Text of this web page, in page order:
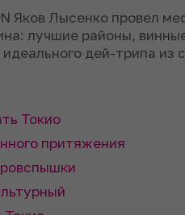
Яков Лысенко провел
лучшие районы,
дей-трипа из
Токио
притяжения